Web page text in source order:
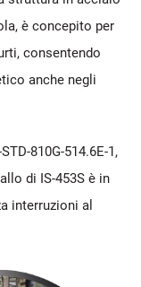
è concepito per
consentendo
anche negli
810G-514.6E-1,
di IS-453S è in
interruzioni al